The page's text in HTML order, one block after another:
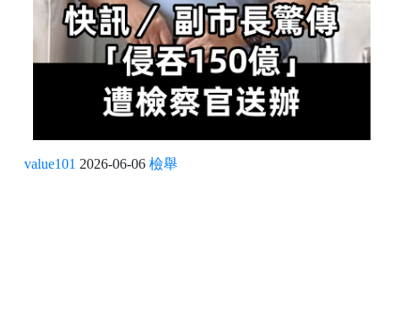
value101 2026-06-06 檢舉